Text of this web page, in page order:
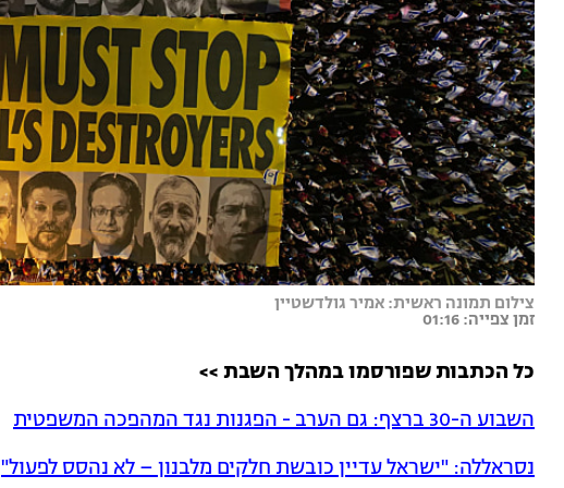
צילום תמונה ראשית: אמיר גולדשטיין
זמן צפייה: 01:16
כל הכתבות שפורסמו במהלך השבת >>
השבוע ה-30 ברצף: גם הערב - הפגנות נגד המהפכה המשפטית
נסראללה: "ישראל עדיין כובשת חלקים מלבנון – לא נהסס לפעול"